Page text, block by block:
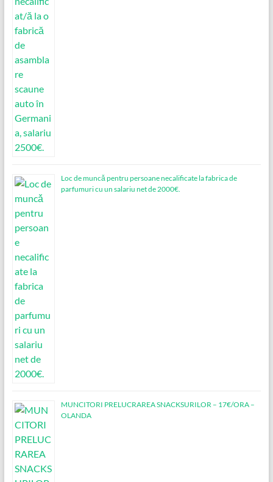
Loc de muncǎ pentru persoane necalificate la fabrica de
parfumuri cu un salariu net de 2000€.
MUNCITORI PRELUCRAREA SNACKSURILOR – 17€/ORA –
OLANDA